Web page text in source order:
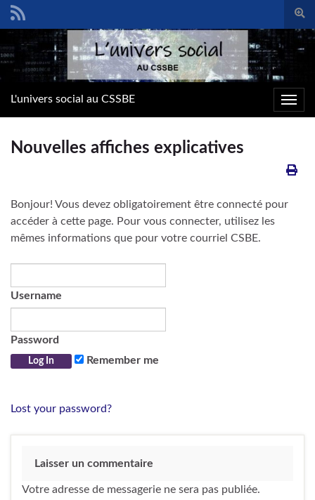
form
Search for:
L'univers social au CSSBE
Nouvelles affiches explicatives
Bonjour! Vous devez obligatoirement être connecté pour
accéder à cette page. Pour vous connecter, utilisez les
mêmes informations que pour votre courriel CSBE.
Username
Password
Remember me
Lost your password?
Laisser un commentaire
Votre adresse de messagerie ne sera pas publiée.